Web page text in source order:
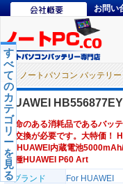
お問い
ノートパソコン バッテリー
す
べ
て
の
カ
テ
ゴ
リ
ー
を
見
る
HUAWEI
寿命のある消耗品であるバッ
ー交換が必要です。大特価！
ー,HUAWEI内蔵電池
機種HUAWEI P60 Art
のブランド
For HUAWEI